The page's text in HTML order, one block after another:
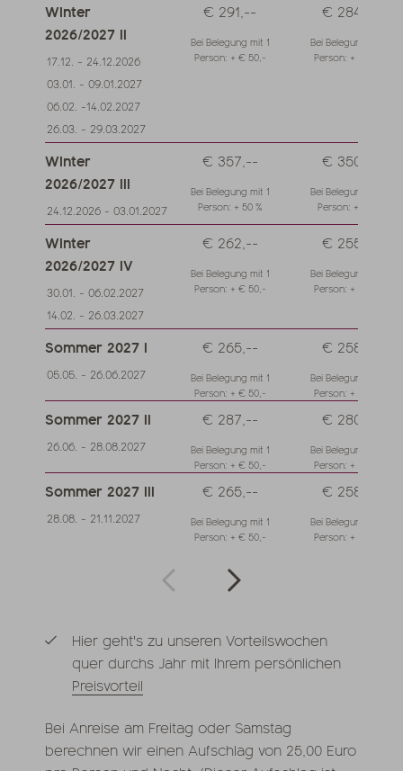
Winter
2026/2027 II
17.12. - 24.12.2026
03.01. - 09.01.2027
06.02. -14.02.2027
26.03. - 29.03.2027
€ 291,--
Bei Belegung mit 1
Person: + € 50,-
€ 284,--
Bei Belegung mit 1
Person: + € 50,-
Winter
2026/2027 III
24.12.2026 - 03.01.2027
€ 357,--
Bei Belegung mit 1
Person: + 50 %
€ 350,--
Bei Belegung mit 1
Person: + 50 %
Winter
2026/2027 IV
30.01. - 06.02.2027
14.02. - 26.03.2027
€ 262,--
Bei Belegung mit 1
Person: + € 50,-
€ 255,--
Bei Belegung mit 1
Person: + € 50,-
Sommer 2027 I
05.05. - 26.06.2027
€ 265,--
Bei Belegung mit 1
Person: + € 50,-
€ 258,--
Bei Belegung mit 1
Person: + € 50,-
Sommer 2027 II
26.06. - 28.08.2027
€ 287,--
Bei Belegung mit 1
Person: + € 50,-
€ 280,--
Bei Belegung mit 1
Person: + € 50,-
Sommer 2027 III
28.08. - 21.11.2027
€ 265,--
Bei Belegung mit 1
Person: + € 50,-
€ 258,--
Bei Belegung mit 1
Person: + € 50,-
Hier geht's zu unseren Vorteilswochen
quer durchs Jahr mit Ihrem persönlichen
Preisvorteil
Bei Anreise am Freitag oder Samstag
berechnen wir einen Aufschlag von 25,00 Euro